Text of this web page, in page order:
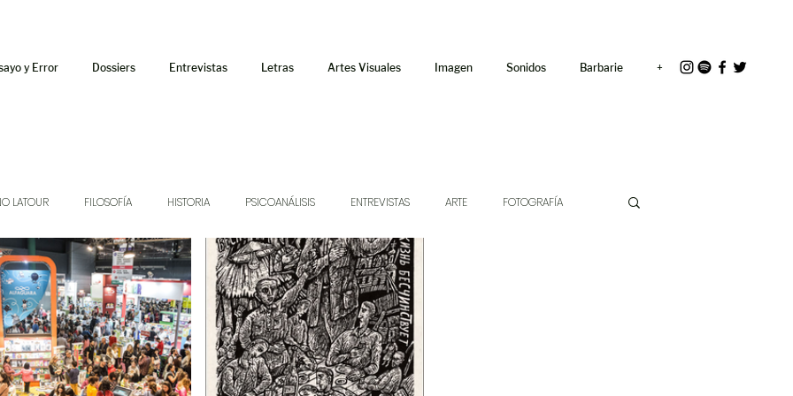
y Error Dossiers Entrevistas Letras Artes Visuales Imagen Sonidos Barbarie +
LATOUR FILOSOFÍA HISTORIA PSICOANÁLISIS ENTREVISTAS ARTE FOTOGRAFÍA
SONIDOS MÚSICA JUKEBOX TALLERES Y CURSOS AUDIOTEXTO
ORÁCULO AFUERISMOS POESÍA ENSAYO DOSSIER NOCHE DE LAS IDEAS